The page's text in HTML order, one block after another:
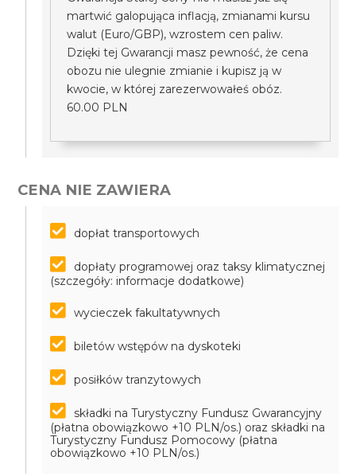
martwić galopująca inflacją, zmianami kursu
walut (Euro/GBP), wzrostem cen paliw.
Dzięki tej Gwarancji masz pewność, że cena
obozu nie ulegnie zmianie i kupisz ją w
kwocie, w której zarezerwowałeś obóz.
60.00 PLN
CENA NIE ZAWIERA
dopłat transportowych
dopłaty programowej oraz taksy klimatycznej
(szczegóły: informacje dodatkowe)
wycieczek fakultatywnych
biletów wstępów na dyskoteki
posiłków tranzytowych
składki na Turystyczny Fundusz Gwarancyjny
(płatna obowiązkowo +10 PLN/os.) oraz składki na
Turystyczny Fundusz Pomocowy (płatna
obowiązkowo +10 PLN/os.)